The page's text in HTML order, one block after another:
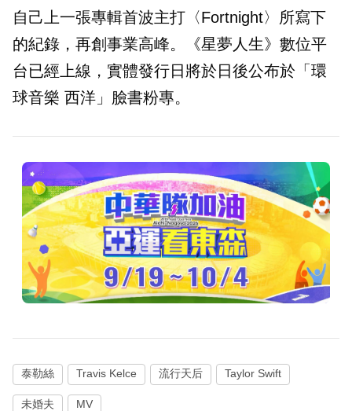
自己上一張專輯首波主打〈Fortnight〉所寫下
的紀錄，再創事業高峰。《星夢人生》數位平
台已經上線，實體發行日將於日後公布於「環
球音樂 西洋」臉書粉專。
泰勒絲 Travis Kelce 流行天后 Taylor Swift
未婚夫 MV